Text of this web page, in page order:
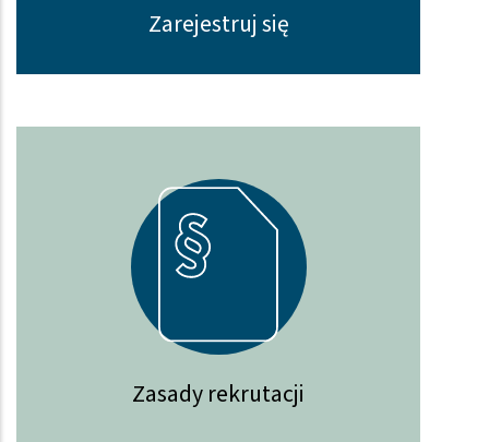
Zarejestruj się
Zasady rekrutacji